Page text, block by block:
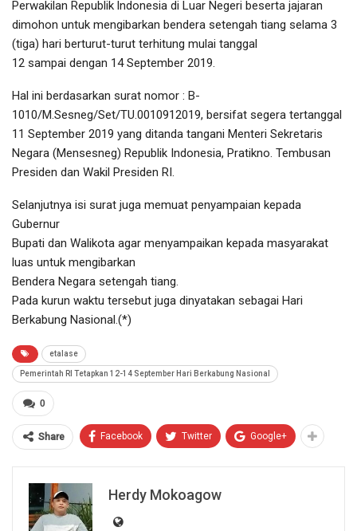
Perwakilan Republik lndonesia di Luar Negeri beserta jajaran
dimohon untuk mengibarkan bendera setengah tiang selama 3
(tiga) hari berturut-turut terhitung mulai tanggal
12 sampai dengan 14 September 2019.
Hal ini berdasarkan surat nomor : B-
1010/M.Sesneg/Set/TU.0010912019, bersifat segera tertanggal
11 September 2019 yang ditanda tangani Menteri Sekretaris
Negara (Mensesneg) Republik Indonesia, Pratikno. Tembusan
Presiden dan Wakil Presiden RI.
Selanjutnya isi surat juga memuat penyampaian kepada
Gubernur
Bupati dan Walikota agar menyampaikan kepada masyarakat
luas untuk mengibarkan
Bendera Negara setengah tiang.
Pada kurun waktu tersebut juga dinyatakan sebagai Hari
Berkabung Nasional.(*)
etalase
Pemerintah RI Tetapkan 12-14 September Hari Berkabung Nasional
0
Share Facebook Twitter Google+
Herdy Mokoagow